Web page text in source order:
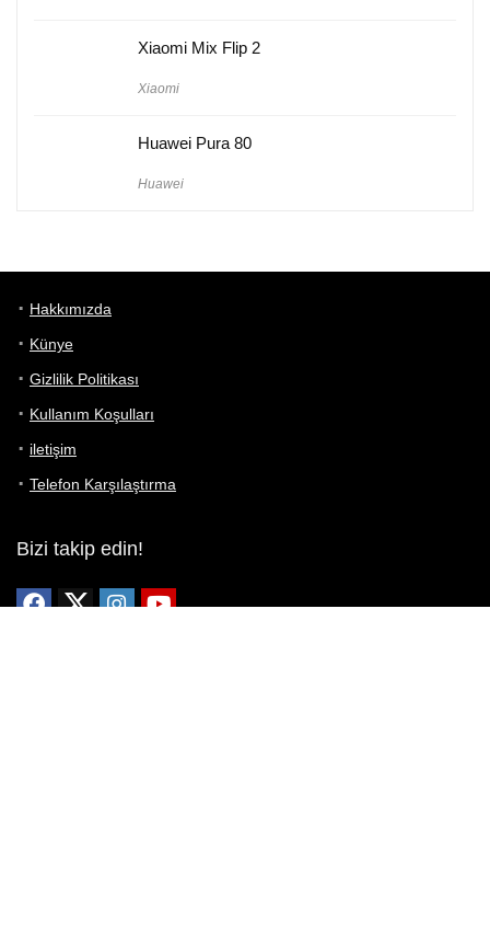
Xiaomi Mix Flip 2
Xiaomi
Huawei Pura 80
Huawei
Hakkımızda
Künye
Gizlilik Politikası
Kullanım Koşulları
iletişim
Telefon Karşılaştırma
Bizi takip edin!